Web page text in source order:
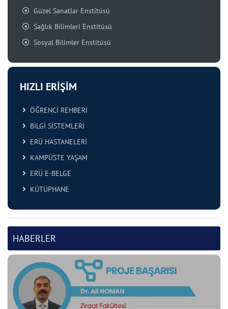
Güzel Sanatlar Enstitüsü
Sağlık Bilimleri Enstitüsü
Sosyal Bilimler Enstitüsü
HIZLI ERİŞİM
ÖĞRENCİ REHBERİ
BİLGİ SİSTEMLERİ
ERÜ HASTANELERİ
KAMPÜSTE YAŞAM
ERÜ E-BELGE
KÜTÜPHANE
HABERLER